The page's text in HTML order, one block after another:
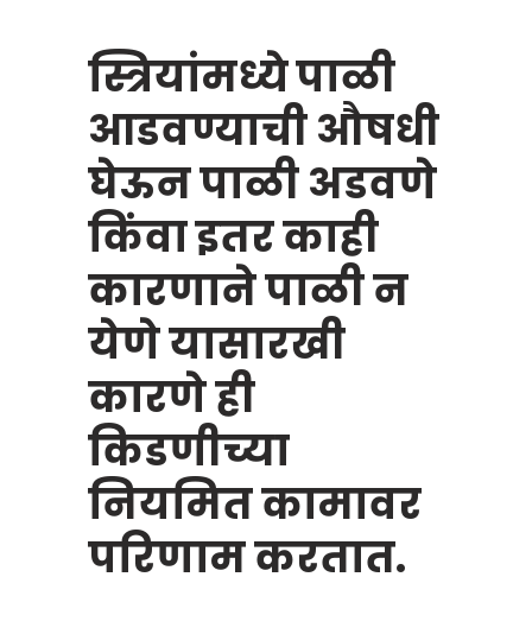
स्त्रियांमध्ये पाळी
आडवण्याची औषधी
घेऊन पाळी अडवणे
किंवा इतर काही
कारणाने पाळी न
येणे यासारखी
कारणे ही
किडणीच्या
नियमित कामावर
परिणाम करतात.